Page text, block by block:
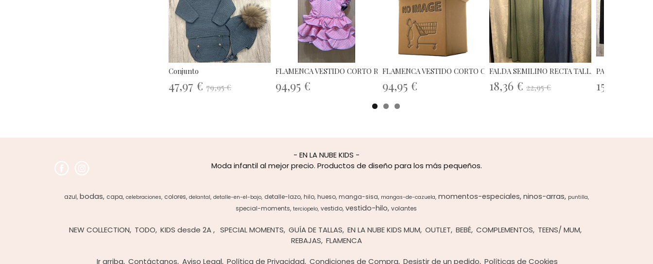
Conjunto
47,97 € 79,95 €
FLAMENCA VESTIDO CORTO ROSA 1A
94,95 €
FLAMENCA VESTIDO CORTO CORAL LUNAR...
94,95 €
FALDA SEMILINO RECTA TALLA ÚNICA
18,36 € 22,95 €
PANTALON
15,96 €
- EN LA NUBE KIDS -
Moda infantil al mejor precio. Productos de diseño para los más pequeños.
azul bodas capa celebraciones colores delantal detalle-en-el-bajo detalle-lazo hilo hueso manga-sisa mangas-de-cazuela momentos-especiales ninos-arras puntilla
special-moments terciopelo vestido vestido-hilo volantes
NEW COLLECTION TODO KIDS desde 2A SPECIAL MOMENTS GUÍA DE TALLAS EN LA NUBE KIDS MUM OUTLET BEBÉ COMPLEMENTOS TEENS/ MUM
REBAJAS FLAMENCA
Ir arriba Contáctanos Aviso Legal Política de Privacidad Condiciones de Compra Desistir de un pedido Políticas de Cookies